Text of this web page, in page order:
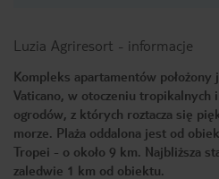
Luzia Agriresort - informacje
Kompleks apartamentów położony
Vaticano, w otoczeniu tropikalnych
ogrodów, z których roztacza się
morze. Plaża oddalona jest od
Tropei - o około 9 km. Najbliższa
zaledwie 1 km od obiektu.